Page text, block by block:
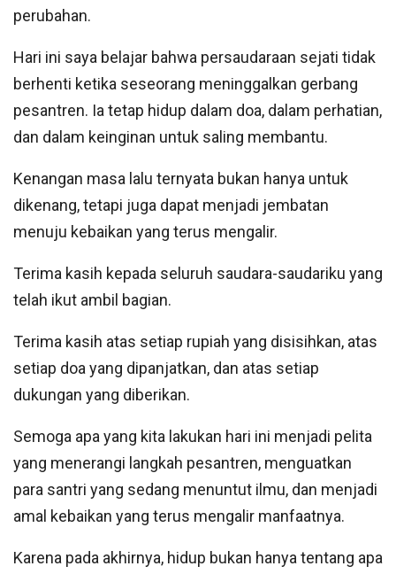
perubahan.
Hari ini saya belajar bahwa persaudaraan sejati tidak
berhenti ketika seseorang meninggalkan gerbang
pesantren. Ia tetap hidup dalam doa, dalam perhatian,
dan dalam keinginan untuk saling membantu.
Kenangan masa lalu ternyata bukan hanya untuk
dikenang, tetapi juga dapat menjadi jembatan
menuju kebaikan yang terus mengalir.
Terima kasih kepada seluruh saudara-saudariku yang
telah ikut ambil bagian.
Terima kasih atas setiap rupiah yang disisihkan, atas
setiap doa yang dipanjatkan, dan atas setiap
dukungan yang diberikan.
Semoga apa yang kita lakukan hari ini menjadi pelita
yang menerangi langkah pesantren, menguatkan
para santri yang sedang menuntut ilmu, dan menjadi
amal kebaikan yang terus mengalir manfaatnya.
Karena pada akhirnya, hidup bukan hanya tentang apa